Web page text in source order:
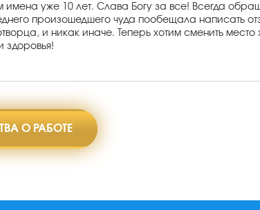
уже 10 лет. Слава Богу за все! Всегда
произошедшего чуда пообещала написать
и никак иначе. Теперь хотим сменить
здоровья!
О РАБОТЕ